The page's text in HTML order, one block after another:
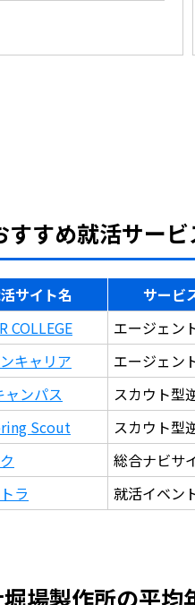
すすめ就活サービ
サイト名 サービ
COLLEGE
エージェン
キャリア
エージェン
ンパス
スカウト型
Scout
スカウト型
総合ナビサ
ラ
就活イベン
場製作所の平均